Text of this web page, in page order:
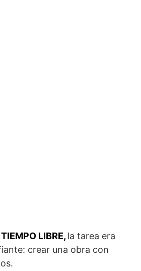
TIEMPO LIBRE, la tarea era
crear una obra con